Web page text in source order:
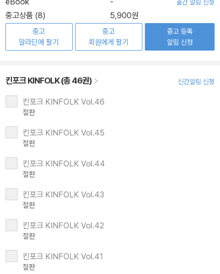
출간 알림 신청
중고상품 (8) 5,900원
중고
알라딘에 팔기
중고
회원에게 팔기
중고 등록
알림 신청
킨포크 KINFOLK (총 46권) 신간알림 신청
킨포크 KINFOLK Vol.46
절판
킨포크 KINFOLK Vol.45
절판
킨포크 KINFOLK Vol.44
절판
킨포크 KINFOLK Vol.43
절판
킨포크 KINFOLK Vol.42
절판
킨포크 KINFOLK Vol.41
절판